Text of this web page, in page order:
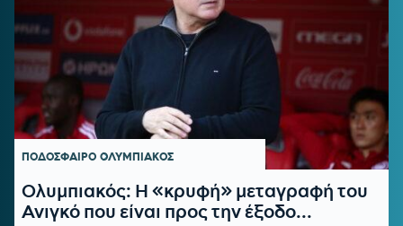
ΠΟΔΟΣΦΑΙΡΟ ΟΛΥΜΠΙΑΚΟΣ
Ολυμπιακός: Η «κρυφή» μεταγραφή του
Ανιγκό που είναι προς την έξοδο...